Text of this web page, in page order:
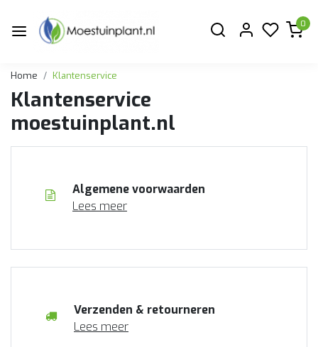
0
Home Klantenservice
Klantenservice
moestuinplant.nl
Algemene voorwaarden
Lees meer
Verzenden & retourneren
Lees meer